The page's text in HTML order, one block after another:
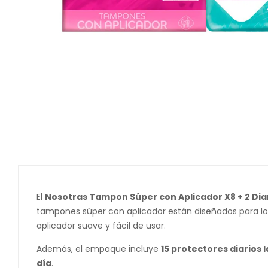
El Nosotras Tampon Súper con Aplicador X8 + 2
tampones súper con aplicador están diseñados para
aplicador suave y fácil de usar.
Además, el empaque incluye 15 protectores diarios
día.